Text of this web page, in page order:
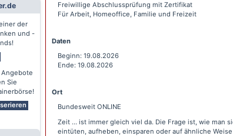
der
und -
Angebote
Sie
Freiwillige Abschlussprüfung mit Zertifikat
Für Arbeit, Homeoffice, Familie und Freizeit
Daten
Beginn: 19.08.2026
Ende: 19.08.2026
Ort
Bundesweit ONLINE
Zeit … ist immer gleich viel da. Die Frage ist, wie man
eintüten, aufheben, einsparen oder auf ähnliche